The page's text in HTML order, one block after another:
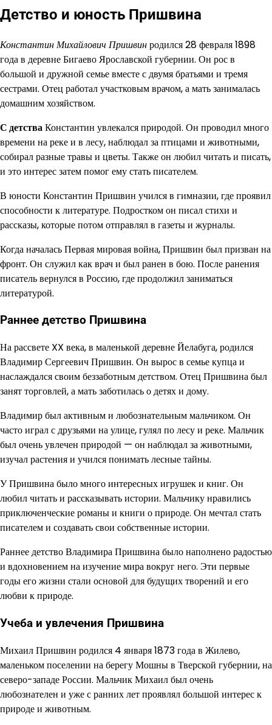
Детство и юность Пришвина
Константин Михайлович Пришвинродился 28 февраля 1898
года в деревне Бигаево Ярославской губернии. Он рос в
большой и дружной семье вместе с двумя братьями и тремя
сестрами. Отец работал участковым врачом, а мать занималась
домашним хозяйством.
С детстваКонстантин увлекался природой. Он проводил много
времени на реке и в лесу, наблюдал за птицами и животными,
собирал разные травы и цветы. Также он любил читать и писать,
и это интерес затем помог ему стать писателем.
В юности Константин Пришвин учился в гимназии, где проявил
способности к литературе. Подростком он писал стихи и
рассказы, которые потом отправлял в газеты и журналы.
Когда началась Первая мировая война, Пришвин был призван на
фронт. Он служил как врач и был ранен в бою. После ранения
писатель вернулся в Россию, где продолжил заниматься
литературой.
Раннее детство Пришвина
На рассвете XX века, в маленькой деревне Йелабуга, родился
Владимир Сергеевич Пришвин. Он вырос в семье купца и
наслаждался своим беззаботным детством. Отец Пришвина был
занят торговлей, а мать заботилась о детях и дому.
Владимир был активным и любознательным мальчиком. Он
часто играл с друзьями на улице, гулял по лесу и реке. Мальчик
был очень увлечен природой — он наблюдал за животными,
изучал растения и учился понимать лесные тайны.
У Пришвина было много интересных игрушек и книг. Он
любил читать и рассказывать истории. Мальчику нравились
приключенческие романы и книги о природе. Он мечтал стать
писателем и создавать свои собственные истории.
Раннее детство Владимира Пришвина было наполнено радостью
и вдохновением на изучение мира вокруг него. Эти первые
годы его жизни стали основой для будущих творений и его
любви к природе.
Учеба и увлечения Пришвина
Михаил Пришвин родился 4 января 1873 года в Жилево,
маленьком поселении на берегу Мошны в Тверской губернии, на
северо-западе России. Мальчик Михаил был очень
любознателен и уже с ранних лет проявлял большой интерес к
природе и животным.